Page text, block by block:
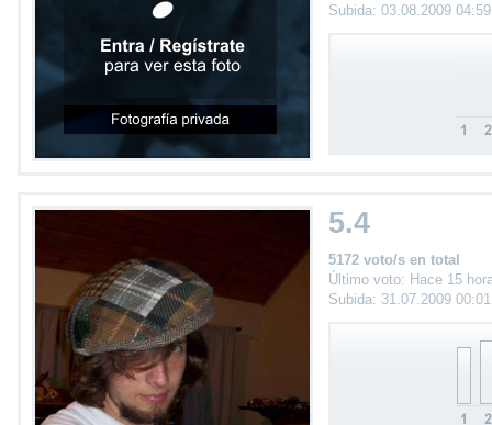
Subida: 03.08.2009
5.4
5172 voto/s en total
Último voto: Hace 15
Subida: 31.07.2009